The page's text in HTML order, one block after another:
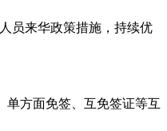
员来华政策措施，持续优
单方面免签、互免签证等互